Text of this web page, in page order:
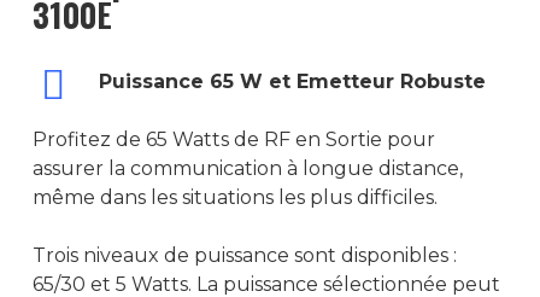
3100E
Puissance 65 W et Emetteur Robuste
Profitez de 65 Watts de RF en Sortie pour
assurer la communication à longue distance,
même dans les situations les plus difficiles.
Trois niveaux de puissance sont disponibles :
65/30 et 5 Watts. La puissance sélectionnée peut